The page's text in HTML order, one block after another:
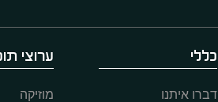
כללי
דברו איתנו
ערוצי
מוזיקה